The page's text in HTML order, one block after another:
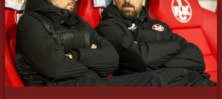
Am 1. Juli öffnet das Transferfenster. Es sollen weitere